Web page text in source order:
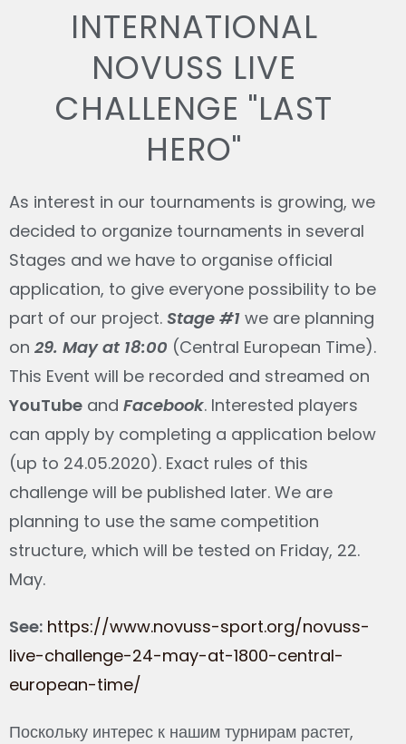
INTERNATIONAL
NOVUSS LIVE
CHALLENGE "LAST
HERO"
As interest in our tournaments is growing, we
decided to organize tournaments in several
Stages and we have to organise official
application, to give everyone possibility to be
part of our project. Stage #1 we are planning
on 29. May at 18:00 (Central European Time).
This Event will be recorded and streamed on
YouTube and Facebook. Interested players
can apply by completing a application below
(up to 24.05.2020). Exact rules of this
challenge will be published later. We are
planning to use the same competition
structure, which will be tested on Friday, 22.
May.
See: https://www.novuss-sport.org/novuss-
live-challenge-24-may-at-1800-central-
european-time/
Поскольку интерес к нашим турнирам растет,